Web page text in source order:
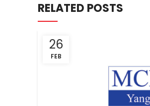
RELATED POSTS
26
FEB